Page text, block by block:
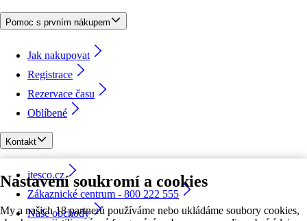
Nastavení soukromí a cookies
My a našich 18 partnerů používáme nebo ukládáme soubory cookies,
Pomoc s prvním nákupem
Jak nakupovat
Registrace
Rezervace času
Oblíbené
Kontakt
itesco.cz
Zákaznické centrum - 800 222 555
Naše obchody